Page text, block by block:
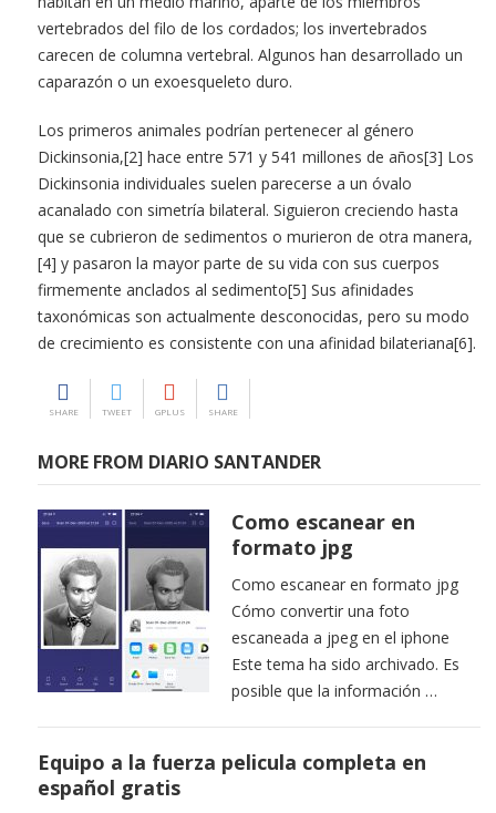
vertebrados del filo de los cordados; los invertebrados
carecen de columna vertebral. Algunos han desarrollado un
caparazón o un exoesqueleto duro.
Los primeros animales podrían pertenecer al género
Dickinsonia,[2] hace entre 571 y 541 millones de años[3] Los
Dickinsonia individuales suelen parecerse a un óvalo
acanalado con simetría bilateral. Siguieron creciendo hasta
que se cubrieron de sedimentos o murieron de otra manera,
[4] y pasaron la mayor parte de su vida con sus cuerpos
firmemente anclados al sedimento[5] Sus afinidades
taxonómicas son actualmente desconocidas, pero su modo
de crecimiento es consistente con una afinidad bilateriana[6].
SHARE TWEET GPLUS SHARE
MORE FROM DIARIO SANTANDER
Como escanear en
formato jpg
Como escanear en formato jpg
Cómo convertir una foto
escaneada a jpeg en el iphone
Este tema ha sido archivado. Es
posible que la información …
Equipo a la fuerza pelicula completa en
español gratis